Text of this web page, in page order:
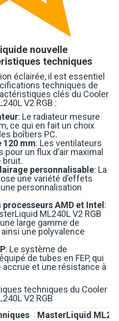
nouvelle
techniques
éclairée, il est essentiel
techniques de
clés du Cooler
V2 RGB :
: Le radiateur mesure
ce qui en fait un choix
boîtiers PC.
120 mm: Les ventilateurs
un flux d’air maximal
bruit.
personnalisable: La
une variété d’effets
une personnalisation
AMD et Intel:
ML240L V2 RGB
large gamme de
une polyvalence
: Le système de
de tubes en FEP, qui
et une résistance à
techniques du Cooler
V2 RGB
MasterLiquid